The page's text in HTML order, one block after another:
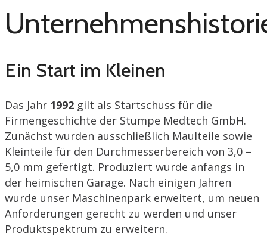
Ein Start im Kleinen
Das Jahr 1992 gilt als Startschuss für die
Firmengeschichte der Stumpe Medtech GmbH.
Zunächst wurden ausschließlich Maulteile sowie
Kleinteile für den Durchmesserbereich von 3,0 –
5,0 mm gefertigt. Produziert wurde anfangs in
der heimischen Garage. Nach einigen Jahren
wurde unser Maschinenpark erweitert, um neuen
Anforderungen gerecht zu werden und unser
Produktspektrum zu erweitern.